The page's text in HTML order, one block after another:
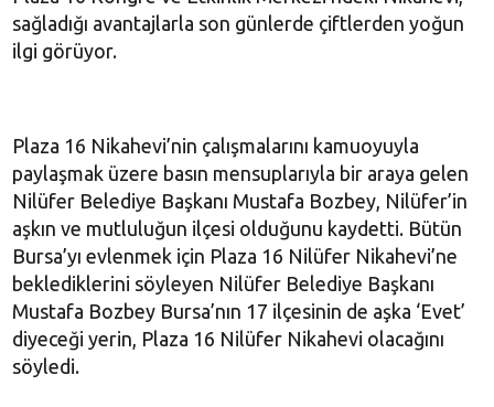
sağladığı avantajlarla son günlerde çiftlerden yoğun
ilgi görüyor.
Plaza 16 Nikahevi’nin çalışmalarını kamuoyuyla
paylaşmak üzere basın mensuplarıyla bir araya gelen
Nilüfer Belediye Başkanı Mustafa Bozbey, Nilüfer’in
aşkın ve mutluluğun ilçesi olduğunu kaydetti. Bütün
Bursa’yı evlenmek için Plaza 16 Nilüfer Nikahevi’ne
beklediklerini söyleyen Nilüfer Belediye Başkanı
Mustafa Bozbey Bursa’nın 17 ilçesinin de aşka ‘Evet’
diyeceği yerin, Plaza 16 Nilüfer Nikahevi olacağını
söyledi.